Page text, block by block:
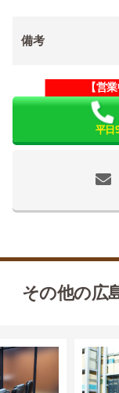
備考
【営
平日
その他の広